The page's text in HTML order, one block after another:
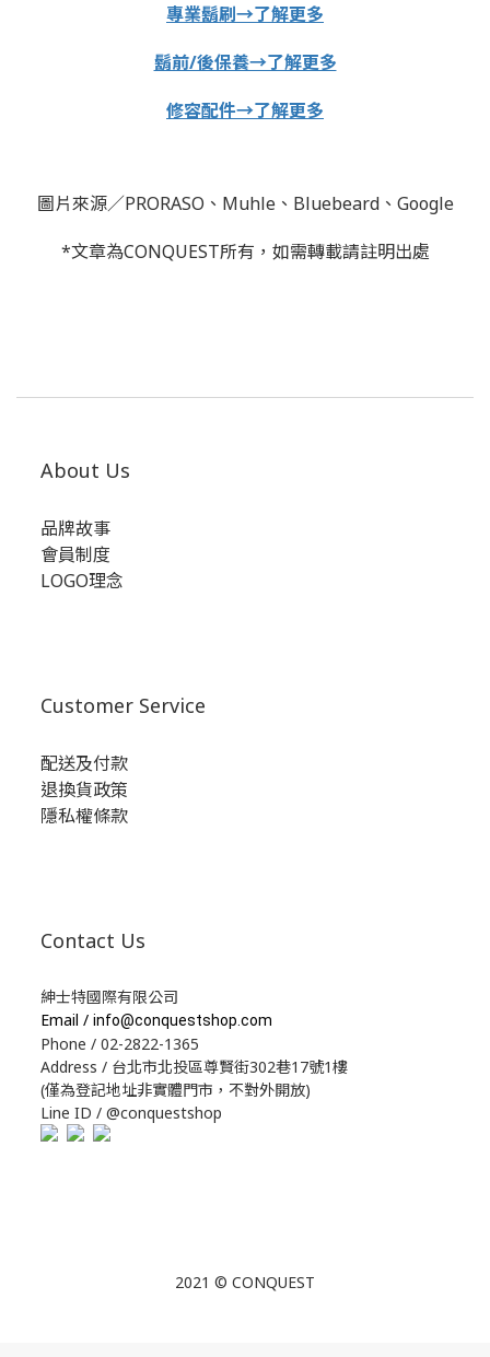
專業鬍刷→了解更多
鬍前/後保養→了解更多
修容配件→了解更多
圖片來源／PRORASO、Muhle、Bluebeard、Google
*文章為CONQUEST所有，如需轉載請註明出處
About Us
品牌故事
會員制度
LOGO理念
Customer Service
配送及付款
退換貨政策
隱私權條款
Contact Us
紳士特國際有限公司
Email / info@conquestshop.com
Phone / 02-2822-1365
Address / 台北市北投區尊賢街302巷17號1樓
(僅為登記地址非實體門市，不對外開放)
Line ID / @conquestshop
2021 © CONQUEST